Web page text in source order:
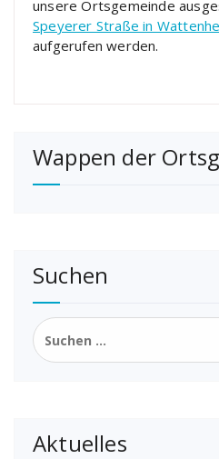
unsere Ortsgemeinde
Speyerer Straße in
aufgerufen werden.
Wappen der
Suchen
Suchen
nach:
Aktuelles